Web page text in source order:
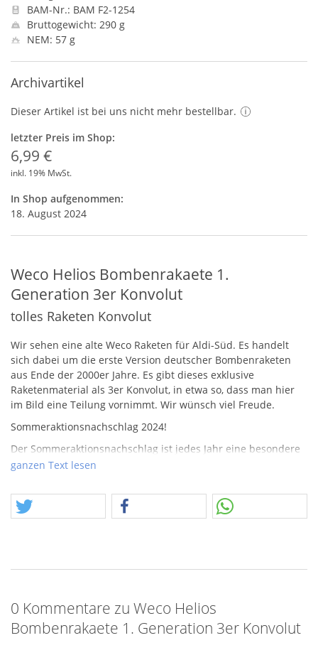
BAM-Nr.: BAM F2-1254
Bruttogewicht: 290 g
NEM: 57 g
Archivartikel
Dieser Artikel ist bei uns nicht mehr bestellbar.
letzter Preis im Shop:
6,99 €
inkl. 19% MwSt.
In Shop aufgenommen:
18. August 2024
Weco Helios Bombenrakaete 1.
Generation 3er Konvolut
tolles Raketen Konvolut
Wir sehen eine alte Weco Raketen für Aldi-Süd. Es handelt
sich dabei um die erste Version deutscher Bombenraketen
aus Ende der 2000er Jahre. Es gibt dieses exklusive
Raketenmaterial als 3er Konvolut, in etwa so, dass man hier
im Bild eine Teilung vornimmt. Wir wünsch viel Freude.
Sommeraktionsnachschlag 2024!
Der Sommeraktionsnachschlag ist jedes Jahr eine besondere
Herausforderung! Es braucht Glücksumstände oder andere
möglich machen. Sommeraktion im Allgemeinen heißt, dass
wir alles raushauen und ins Rennen schicken, was zum
jeweiligen Zeitpunkt möglich ist. Die letzten Jahre haben
funktioniert. Der Nachschlag bereitet durchaus mehr
Angebotsartikel, welche möglich sind, Gefallen finden.
Beim Nachschlag wachsen graue Haare.
ganzen Text lesen
0 Kommentare zu Weco Helios
Bombenrakaete 1. Generation 3er Konvolut